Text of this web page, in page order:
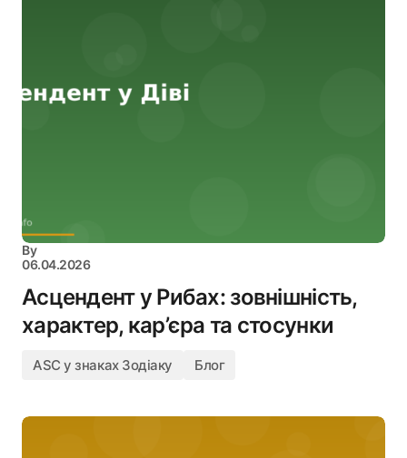
By
06.04.2026
Асцендент у Рибах: зовнішність,
характер, кар’єра та стосунки
ASC у знаках Зодіаку Блог